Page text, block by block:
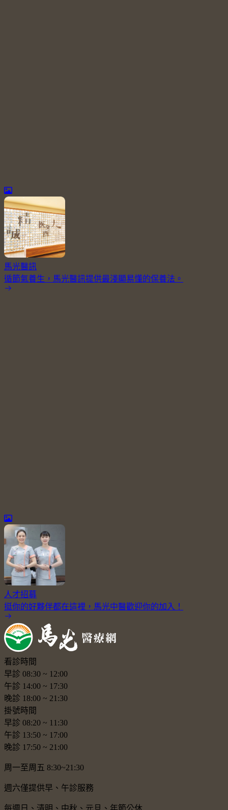
馬光醫訊
循節氣養生，馬光醫訊提供最淺顯易懂的保養法。
人才招募
挺你的好夥伴都在這裡，馬光中醫歡迎你的加入！
看診時間
早診 08:30 ~ 12:00
午診 14:00 ~ 17:30
晚診 18:00 ~ 21:30
掛號時間
早診 08:20 ~ 11:30
午診 13:50 ~ 17:00
晚診 17:50 ~ 21:00
周一至周五 8:30~21:30
週六僅提供早、午診服務
每週日、清明、中秋、元旦、年節公休